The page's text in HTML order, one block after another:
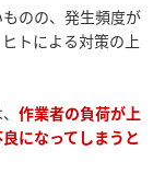
のの、発生頻度が
トによる対策の上
作業者の負荷が上
になってしまうと